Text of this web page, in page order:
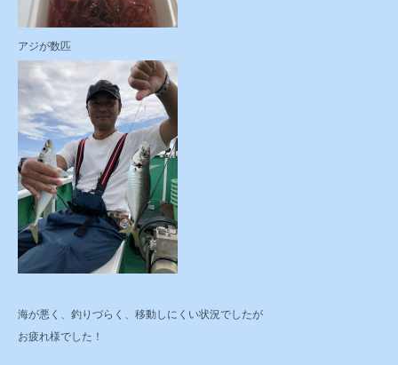
アジが数匹
海が悪く、釣りづらく、移動しにくい状況でしたが
お疲れ様でした！